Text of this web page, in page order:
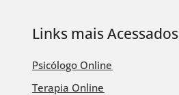
Links mais Acessados
Psicólogo Online
Terapia Online